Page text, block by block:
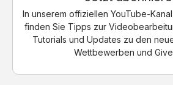
In unserem offiziellen YouTube-
finden Sie Tipps zur
Tutorials und Updates zu den
Wettbewerben und